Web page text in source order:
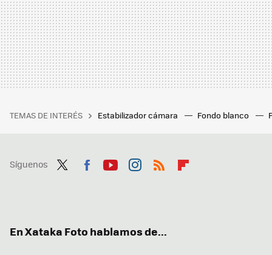
TEMAS DE INTERÉS Estabilizador cámara Fondo blanco
Síguenos
En Xataka Foto hablamos de...